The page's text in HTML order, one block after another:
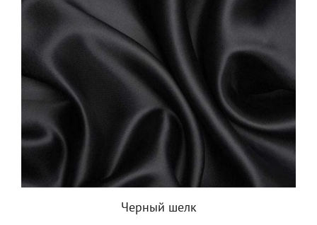
Черный шелк